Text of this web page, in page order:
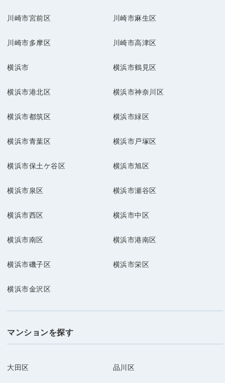
川崎市宮前区 川崎市麻生区
川崎市多摩区 川崎市高津区
横浜市 横浜市鶴見区
横浜市港北区 横浜市神奈川区
横浜市都筑区 横浜市緑区
横浜市青葉区 横浜市戸塚区
横浜市保土ケ谷区 横浜市旭区
横浜市泉区 横浜市瀬谷区
横浜市西区 横浜市中区
横浜市南区 横浜市港南区
横浜市磯子区 横浜市栄区
横浜市金沢区
マンションを探す
大田区 品川区